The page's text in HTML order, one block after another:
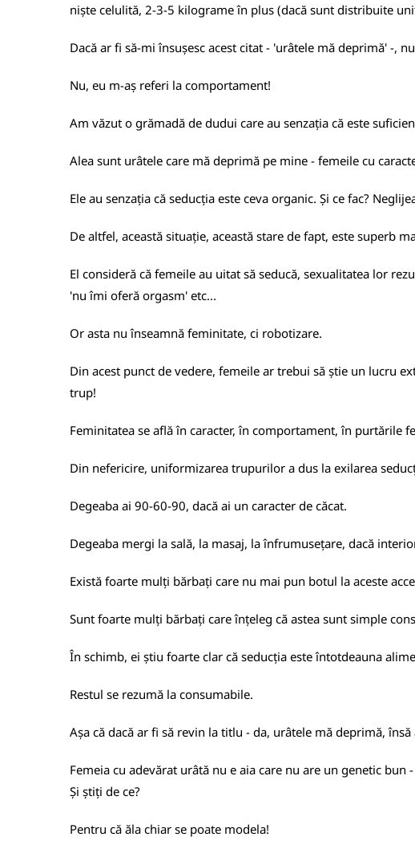
niște celulită, 2-3-5 kilograme în plus (dacă sunt distribuite
Dacă ar fi să-mi însușesc acest citat - 'urâtele mă deprimă' -,
Nu, eu m-aș referi la comportament!
Am văzut o grămadă de dudui care au senzația că este
Alea sunt urâtele care mă deprimă pe mine - femeile cu
Ele au senzația că seducția este ceva organic. Și ce fac?
De altfel, această situație, această stare de fapt, este superb
El consideră că femeile au uitat să seducă, sexualitatea lor
'nu îmi oferă orgasm' etc...
Or asta nu înseamnă feminitate, ci robotizare.
Din acest punct de vedere, femeile ar trebui să știe un lucru
trup!
Feminitatea se află în caracter, în comportament, în purtările
Din nefericire, uniformizarea trupurilor a dus la exilarea
Degeaba ai 90-60-90, dacă ai un caracter de căcat.
Degeaba mergi la sală, la masaj, la înfrumusețare, dacă
Există foarte mulți bărbați care nu mai pun botul la aceste
Sunt foarte mulți bărbați care înțeleg că astea sunt simple
În schimb, ei știu foarte clar că seducția este întotdeauna
Restul se rezumă la consumabile.
Așa că dacă ar fi să revin la titlu - da, urâtele mă deprimă,
Femeia cu adevărat urâtă nu e aia care nu are un genetic
Și știți de ce?
Pentru că ăla chiar se poate modela!